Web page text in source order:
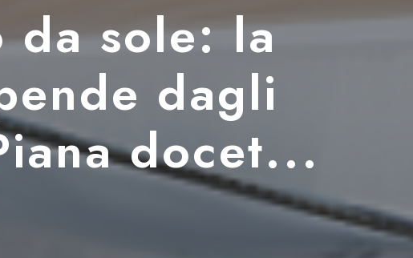
da sole: la
dagli
docet...